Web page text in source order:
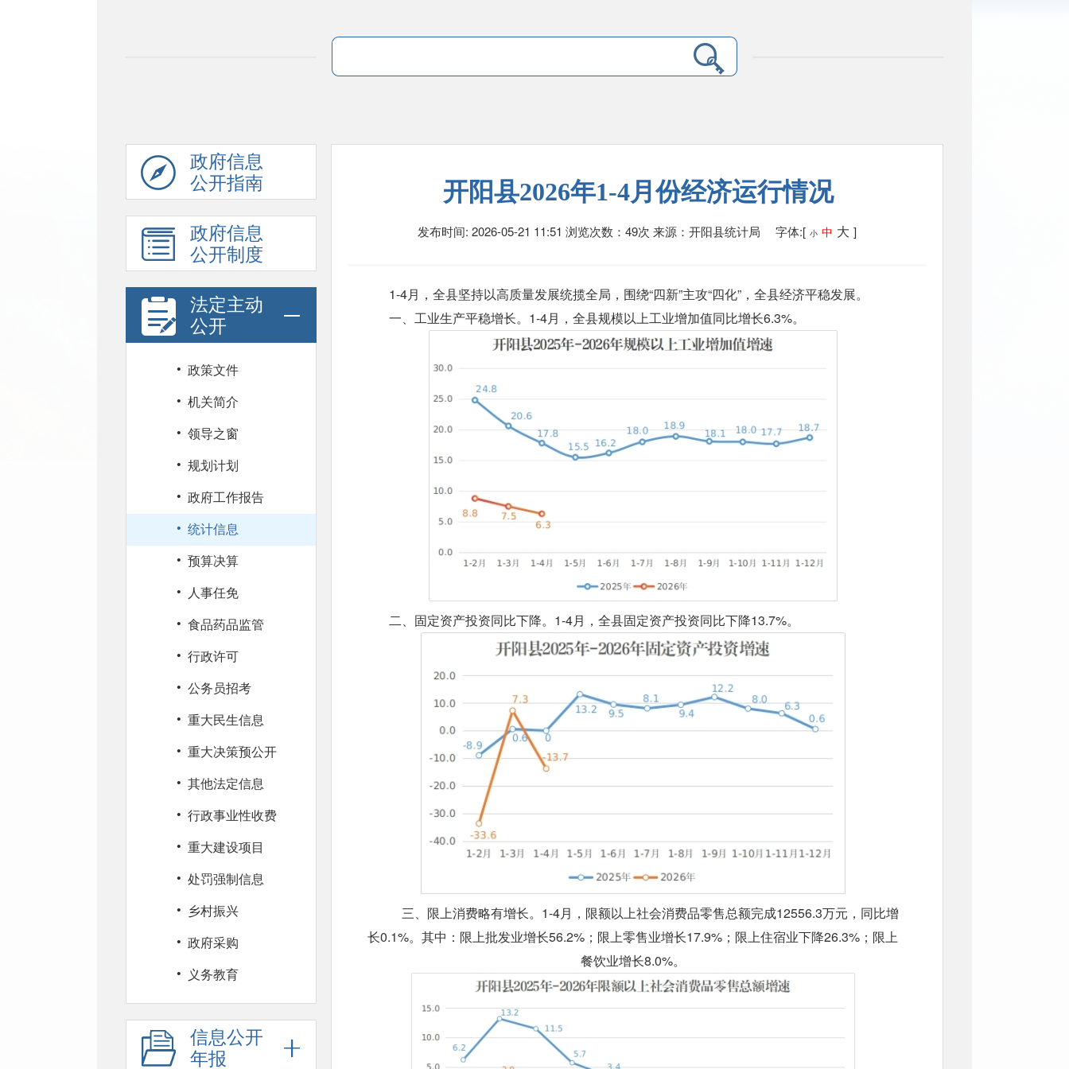
政府信息
公开指南
政府信息
公开制度
法定主动
公开
· 政策文件
· 机关简介
· 领导之窗
· 规划计划
· 政府工作报告
· 统计信息
· 预算决算
· 人事任免
· 食品药品监管
· 行政许可
· 公务员招考
· 重大民生信息
· 重大决策预公开
· 其他法定信息
· 行政事业性收费
· 重大建设项目
· 处罚强制信息
· 乡村振兴
· 政府采购
· 义务教育
信息公开
年报
开阳县2026年1-4月份经济运行情况
发布时间: 2026-05-21 11:51 浏览次数：49次 来源：开阳县统计局 字体:[ 小 中 大 ]
1-4月，全县坚持以高质量发展统揽全局，围绕“四新”主攻“四化”，全县经济平稳发展。
一、工业生产平稳增长。1-4月，全县规模以上工业增加值同比增长6.3%。
二、固定资产投资同比下降。1-4月，全县固定资产投资同比下降13.7%。
三、限上消费略有增长。1-4月，限额以上社会消费品零售总额完成12556.3万元，同比增
长0.1%。其中：限上批发业增长56.2%；限上零售业增长17.9%；限上住宿业下降26.3%；限上
餐饮业增长8.0%。